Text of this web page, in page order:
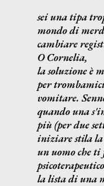
sei una tipa
mondo di
cambiare
O Cornelia,
la soluzione è
per
vomitare.
quando una
più (per due
iniziare stila la
un uomo che ti
la lista di una